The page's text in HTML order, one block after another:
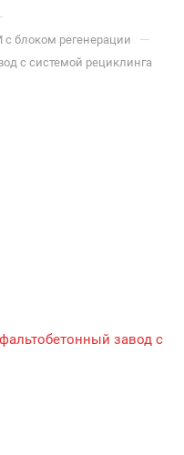
блоком регенерации —
с системой рециклинга